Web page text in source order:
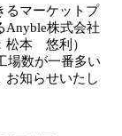
るマーケットプ
Anyble株式会社
松本 悠利）
場数が一番多い
お知らせいたし